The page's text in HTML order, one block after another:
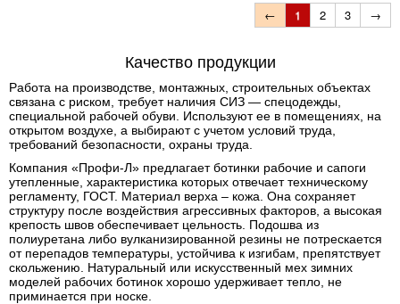
← 1 2 3 →
Качество продукции
Работа на производстве, монтажных, строительных объектах
связана с риском, требует наличия СИЗ — спецодежды,
специальной рабочей обуви. Используют ее в помещениях, на
открытом воздухе, а выбирают с учетом условий труда,
требований безопасности, охраны труда.
Компания «Профи-Л» предлагает ботинки рабочие и сапоги
утепленные, характеристика которых отвечает техническому
регламенту, ГОСТ. Материал верха – кожа. Она сохраняет
структуру после воздействия агрессивных факторов, а высокая
крепость швов обеспечивает цельность. Подошва из
полиуретана либо вулканизированной резины не потрескается
от перепадов температуры, устойчива к изгибам, препятствует
скольжению. Натуральный или искусственный мех зимних
моделей рабочих ботинок хорошо удерживает тепло, не
приминается при носке.